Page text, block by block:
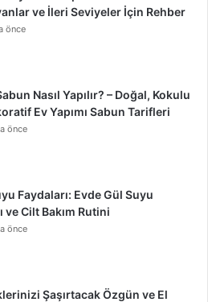
ve İleri Seviyeler İçin Rehber
önce
Nasıl Yapılır? – Doğal, Kokulu
Ev Yapımı Sabun Tarifleri
önce
Faydaları: Evde Gül Suyu
ve Cilt Bakım Rutini
önce
Şaşırtacak Özgün ve El